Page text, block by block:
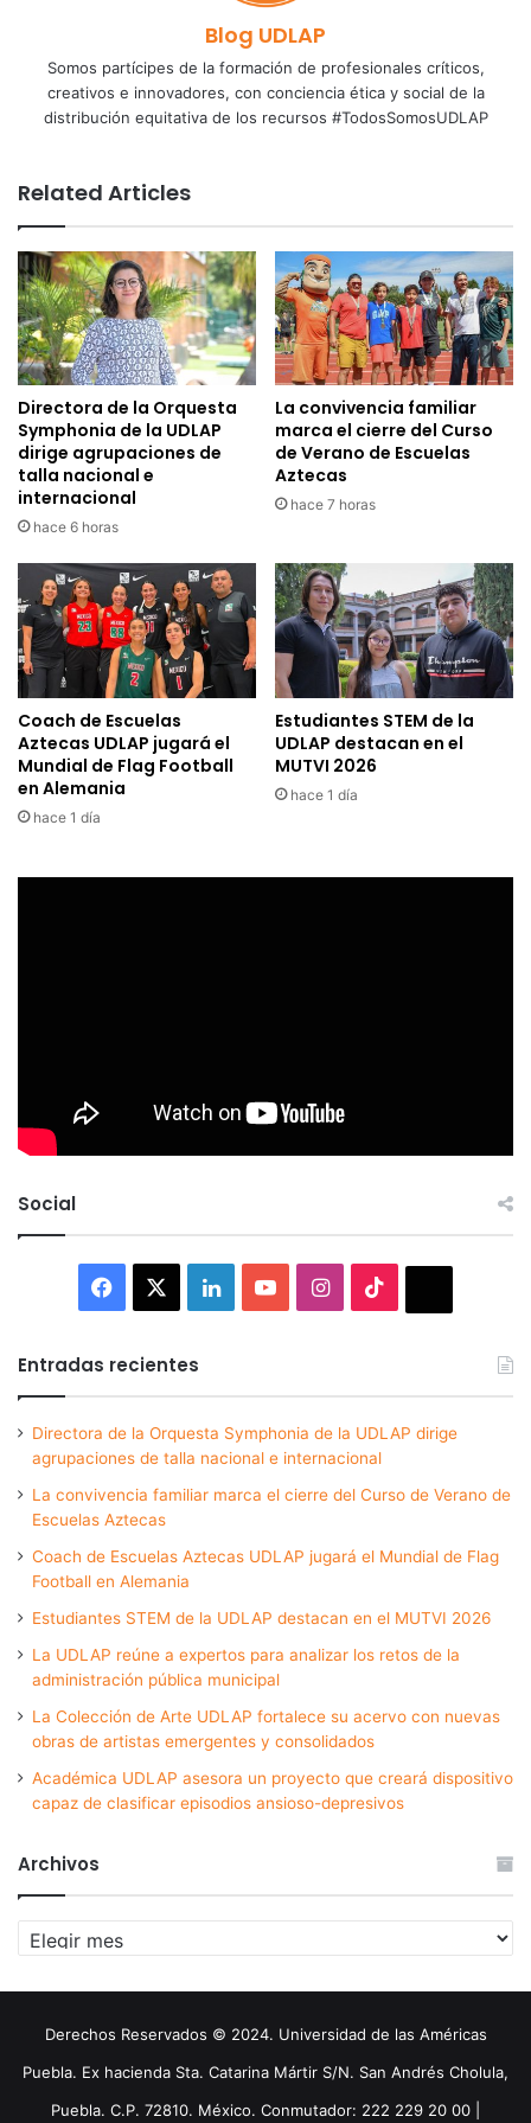
Blog UDLAP
Somos partícipes de la formación de profesionales críticos,
creativos e innovadores, con conciencia ética y social de la
distribución equitativa de los recursos #TodosSomosUDLAP
Related Articles
Directora de la Orquesta
Symphonia de la UDLAP
dirige agrupaciones de
talla nacional e
internacional
hace 6 horas
La convivencia familiar
marca el cierre del Curso
de Verano de Escuelas
Aztecas
hace 7 horas
Coach de Escuelas
Aztecas UDLAP jugará el
Mundial de Flag Football
en Alemania
hace 1 día
Estudiantes STEM de la
UDLAP destacan en el
MUTVI 2026
hace 1 día
Social
Facebook LinkedInYouTubeInstagram
Entradas recientes
Directora de la Orquesta Symphonia de la UDLAP dirige
agrupaciones de talla nacional e internacional
La convivencia familiar marca el cierre del Curso de Verano de
Escuelas Aztecas
Coach de Escuelas Aztecas UDLAP jugará el Mundial de Flag
Football en Alemania
Estudiantes STEM de la UDLAP destacan en el MUTVI 2026
La UDLAP reúne a expertos para analizar los retos de la
administración pública municipal
La Colección de Arte UDLAP fortalece su acervo con nuevas
obras de artistas emergentes y consolidados
Académica UDLAP asesora un proyecto que creará dispositivo
capaz de clasificar episodios ansioso-depresivos
Archivos
Archivos
Derechos Reservados © 2024. Universidad de las Américas
Puebla. Ex hacienda Sta. Catarina Mártir S/N. San Andrés Cholula,
Puebla. C.P. 72810. México. Conmutador: 222 229 20 00 |